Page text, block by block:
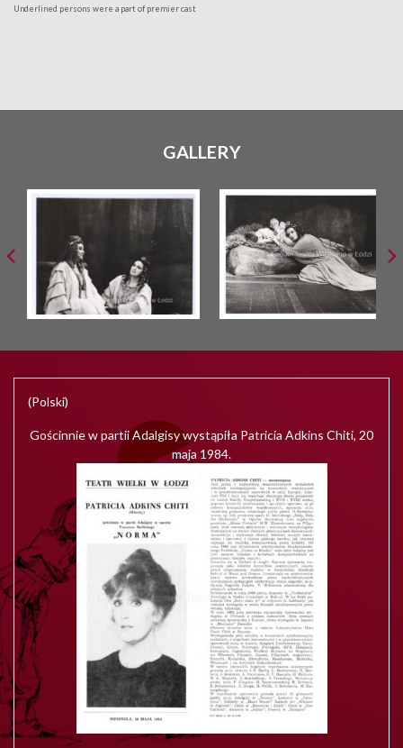
Underlined persons were a part of premier cast
GALLERY
(Polski)
Gościnnie w partii Adalgisy wystąpiła Patricia Adkins Chiti, 20
maja 1984.